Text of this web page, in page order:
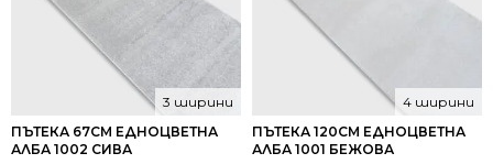
ПЪТЕКА 67СМ ЕДНОЦВЕТНА
АЛБА 1002 СИВА
3 ширини
ПЪТЕКА 120СМ ЕДНОЦВЕТНА
АЛБА 1001 БЕЖОВА
4 ширини